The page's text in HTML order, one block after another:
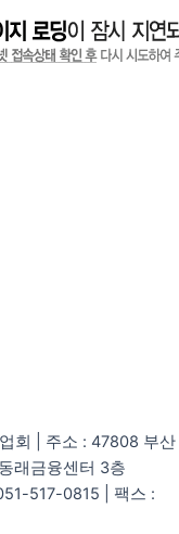
회 | 주소 : 47808 부산
래금융센터 3층
517-0815 | 팩스 :